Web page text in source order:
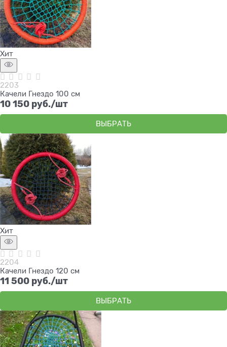
Хит
2203
Качели Гнездо 100 см
10 150 руб./шт
ВЫБРАТЬ
Хит
2204
Качели Гнездо 120 см
11 500 руб./шт
ВЫБРАТЬ